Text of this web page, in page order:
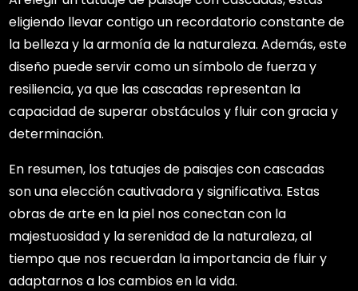
eligiendo llevar contigo un recordatorio constante de
la belleza y la armonía de la naturaleza. Además, este
diseño puede servir como un símbolo de fuerza y
resiliencia, ya que las cascadas representan la
capacidad de superar obstáculos y fluir con gracia y
determinación.
En resumen, los tatuajes de paisajes con cascadas
son una elección cautivadora y significativa. Estas
obras de arte en la piel nos conectan con la
majestuosidad y la serenidad de la naturaleza, al
tiempo que nos recuerdan la importancia de fluir y
adaptarnos a los cambios en la vida.